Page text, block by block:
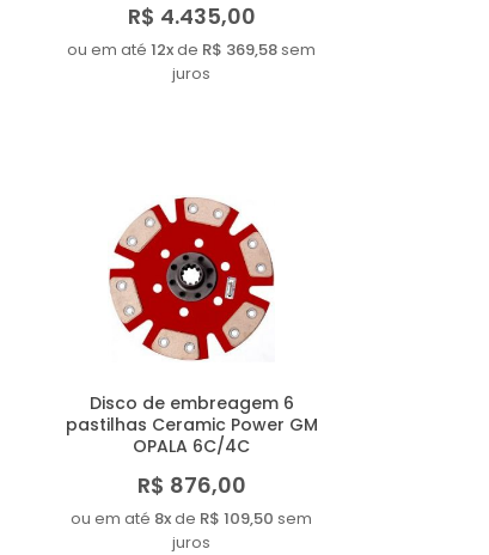
R$ 4.435,00
ou em até12xde R$ 369,58sem
juros
Disco de embreagem 6
pastilhas Ceramic Power GM
OPALA 6C/4C
R$ 876,00
ou em até 8xde R$ 109,50 sem
juros